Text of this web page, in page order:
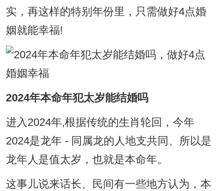
实，再这样的特别年份里，只需做好4点婚
姻就能幸福!
2024年本命年犯太岁能结婚吗
进入2024年,根据传统的生肖轮回，今年
2024是龙年 - 同属龙的人地支共同、所以是
龙年人是值太岁，也就是本命年。
这事儿说来话长、民间有一些地方认为，本